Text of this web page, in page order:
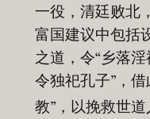
一役，清廷败北
富国建议中包括
之道，令“乡落
令独祀孔子”，
教”，以挽救世道